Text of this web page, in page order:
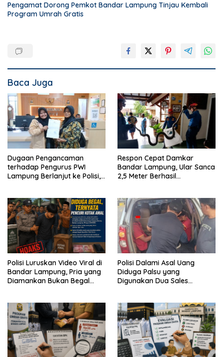
Pengamat Dorong Pemkot Bandar Lampung Tinjau Kembali
Program Umrah Gratis
Baca Juga
Dugaan Pengancaman
terhadap Pengurus PWI
Lampung Berlanjut ke Polisi,
Respon Cepat Damkar
Bandar Lampung, Ular Sanca
2,5 Meter Berhasil
Polisi Luruskan Video Viral di
Bandar Lampung, Pria yang
Diamankan Bukan Begal
Polisi Dalami Asal Uang
Diduga Palsu yang
Digunakan Dua Sales